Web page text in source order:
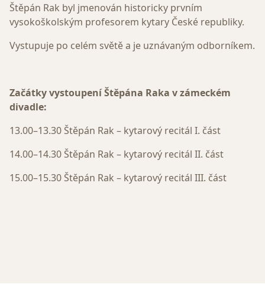
Štěpán Rak byl jmenován historicky prvním
vysokoškolským profesorem kytary České republiky.
Vystupuje po celém světě a je uznávaným odborníkem.
Začátky vystoupení Štěpána Raka v zámeckém
divadle:
13.00–13.30 Štěpán Rak – kytarový recitál I. část
14.00–14.30 Štěpán Rak – kytarový recitál II. část
15.00–15.30 Štěpán Rak – kytarový recitál III. část